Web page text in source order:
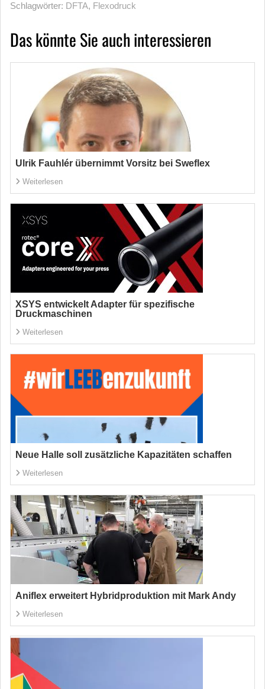
Schlagwörter: DFTA, Flexodruck
Das könnte Sie auch interessieren
Ulrik Fauhlér übernimmt Vorsitz bei Sweflex
Weiterlesen
XSYS entwickelt Adapter für spezifische
Druckmaschinen
Weiterlesen
Neue Halle soll zusätzliche Kapazitäten schaffen
Weiterlesen
Aniflex erweitert Hybridproduktion mit Mark Andy
Weiterlesen